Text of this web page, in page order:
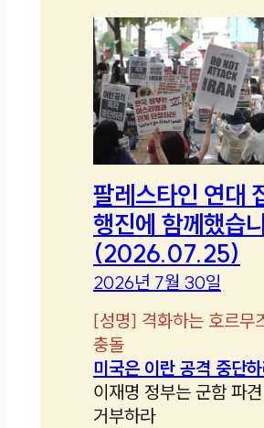
팔레스타인 연대
행진에 함께했습
(2026.07.25)
2026년 7월 30일
[성명] 격화하는 호르무
충돌
미국은 이란 공격 중단
이재명 정부는 군함 파
거부하라